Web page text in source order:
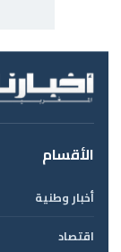
الأقسام
أخبار وطنية
اقتصاد